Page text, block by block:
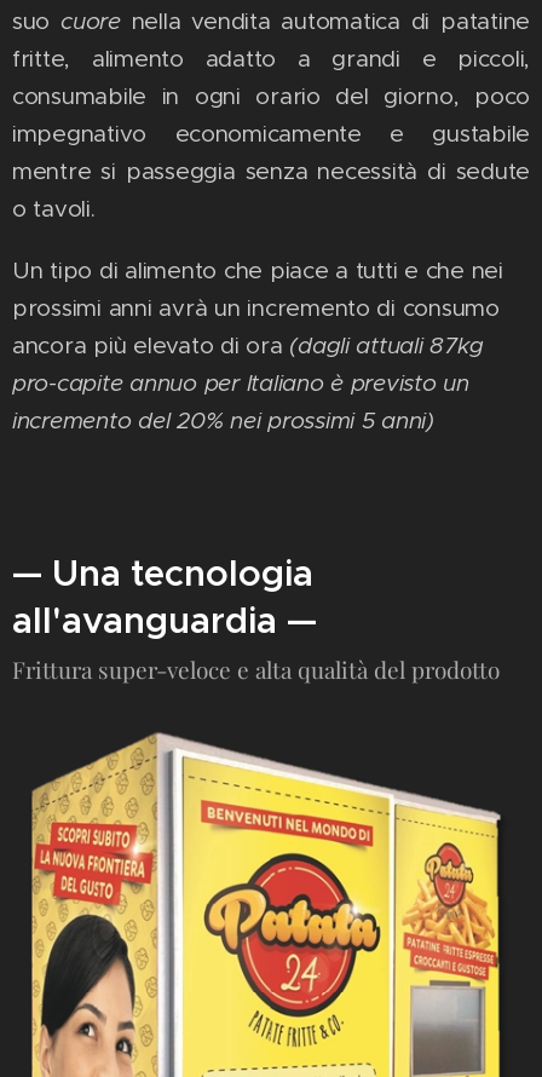
suo cuore nella vendita automatica di patatine
fritte, alimento adatto a grandi e piccoli,
consumabile in ogni orario del giorno, poco
impegnativo economicamente e gustabile
mentre si passeggia senza necessità di sedute
o tavoli.
Un tipo di alimento che piace a tutti e che nei
prossimi anni avrà un incremento di consumo
ancora più elevato di ora (dagli attuali 87kg
pro-capite annuo per Italiano è previsto un
incremento del 20% nei prossimi 5 anni)
— Una tecnologia
all'avanguardia —
Frittura super-veloce e alta qualità del prodotto